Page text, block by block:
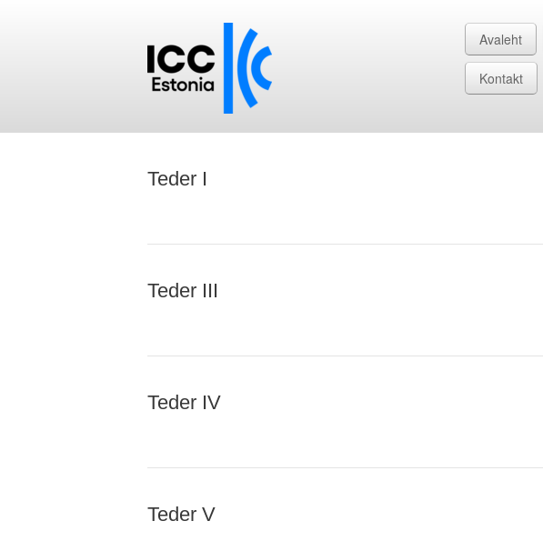
Avaleht
Kontakt
Teder I
Teder III
Teder IV
Teder V